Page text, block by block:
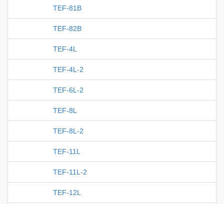
TEF-81B
TEF-82B
TEF-4L
TEF-4L-2
TEF-6L-2
TEF-8L
TEF-8L-2
TEF-11L
TEF-11L-2
TEF-12L